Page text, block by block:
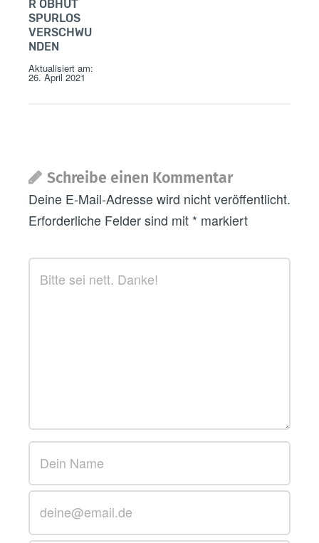
R OBHUT
SPURLOS
VERSCHWU
NDEN
Aktualisiert am:
26. April 2021
Schreibe einen Kommentar
Deine E-Mail-Adresse wird nicht veröffentlicht.
Erforderliche Felder sind mit * markiert